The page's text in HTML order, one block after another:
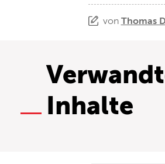
von Thomas
Inhalte